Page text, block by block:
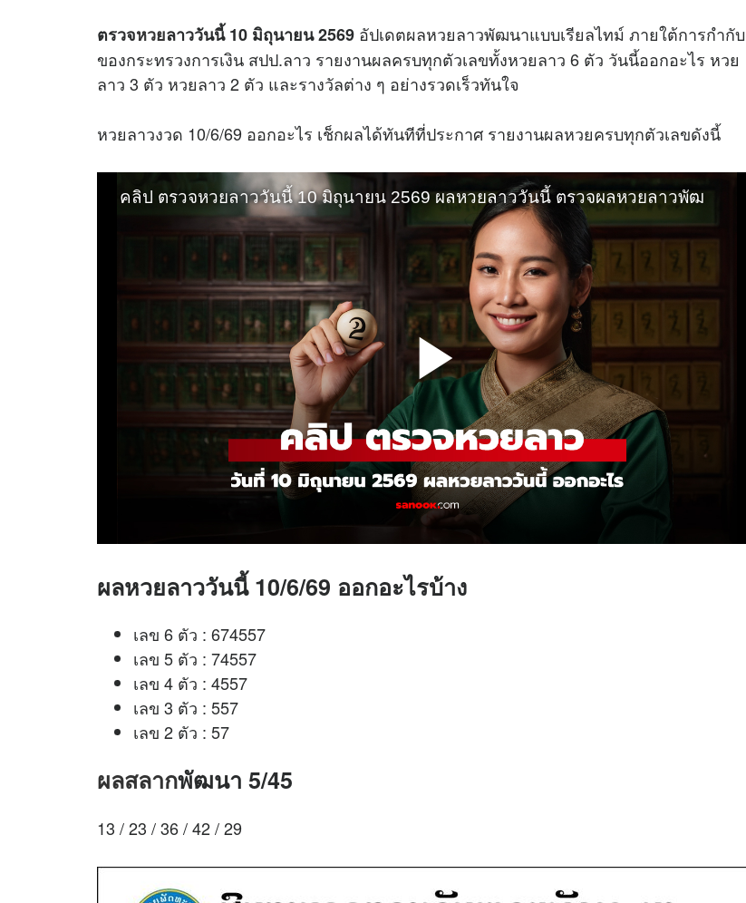
ตรวจหวยลาววันนี้ 10 มิถุนายน 2569 อัปเดตผลหวยลาวพัฒนาแบบเรียลไทม์ ภายใต้การกำกับ
ของกระทรวงการเงิน สปป.ลาว รายงานผลครบทุกตัวเลขทั้งหวยลาว 6 ตัว วันนี้ออกอะไร หวย
ลาว 3 ตัว หวยลาว 2 ตัว และรางวัลต่าง ๆ อย่างรวดเร็วทันใจ
หวยลาวงวด 10/6/69 ออกอะไร เช็กผลได้ทันทีที่ประกาศ รายงานผลหวยครบทุกตัวเลขดังนี้
ผลหวยลาววันนี้ 10/6/69 ออกอะไรบ้าง
เลข 6 ตัว : 674557
เลข 5 ตัว : 74557
เลข 4 ตัว : 4557
เลข 3 ตัว : 557
เลข 2 ตัว : 57
ผลสลากพัฒนา 5/45
13 / 23 / 36 / 42 / 29